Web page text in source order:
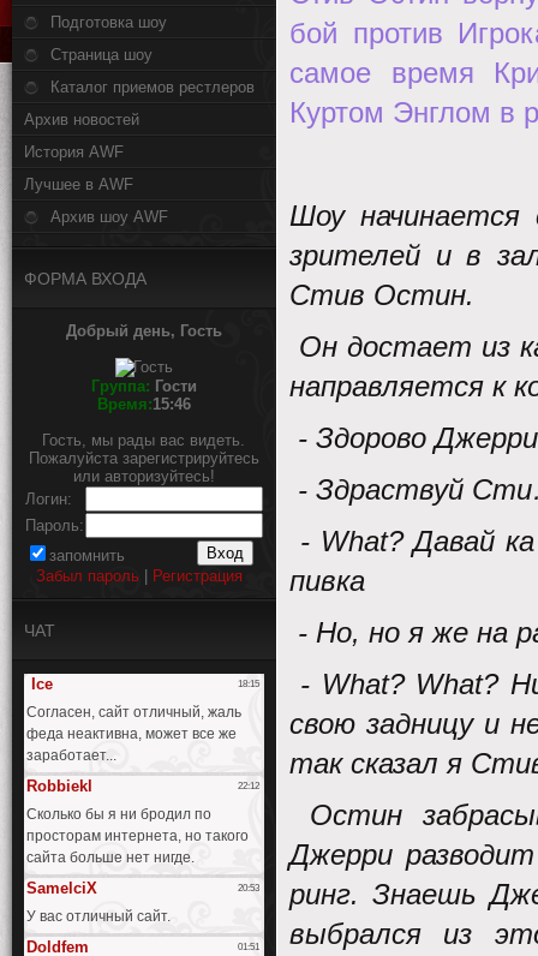
Подготовка шоу
Страница шоу
Каталог приемов рестлеров
Архив новостей
История AWF
Лучшее в AWF
Архив шоу AWF
ФОРМА ВХОДА
Добрый день, Гость
Группа: Гости
Время:15:46
Гость, мы рады вас видеть.
Пожалуйста зарегистрируйтесь
или авторизуйтесь!
Логин:
Пароль:
запомнить
Забыл пароль
Регистрация
ЧАТ
бой против
самое время
Куртом Энглом в
Шоу начинается
зрителей и в
Стив Остин.
Он достает из
направляется к
- Здорово
- Здраствуй
- What? Давай
пивка
- Но, но я же на
- What? What?
свою задницу и
так сказал я
Остин
Джерри
ринг. Знаешь
выбрался из